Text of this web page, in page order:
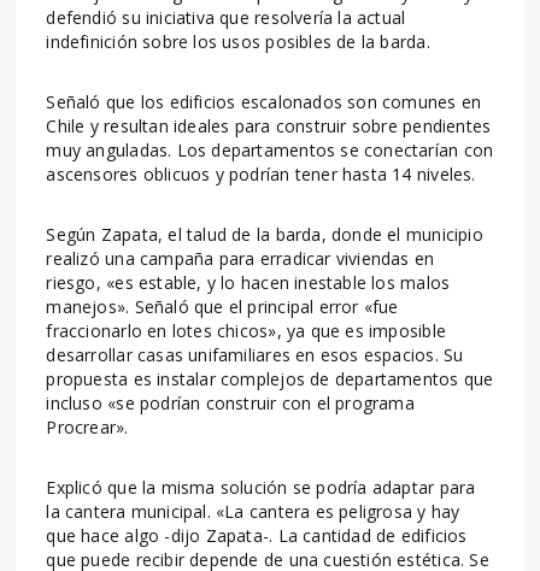
defendió su iniciativa que resolvería la actual
indefinición sobre los usos posibles de la barda.
Señaló que los edificios escalonados son comunes en
Chile y resultan ideales para construir sobre pendientes
muy anguladas. Los departamentos se conectarían con
ascensores oblicuos y podrían tener hasta 14 niveles.
Según Zapata, el talud de la barda, donde el municipio
realizó una campaña para erradicar viviendas en
riesgo, «es estable, y lo hacen inestable los malos
manejos». Señaló que el principal error «fue
fraccionarlo en lotes chicos», ya que es imposible
desarrollar casas unifamiliares en esos espacios. Su
propuesta es instalar complejos de departamentos que
incluso «se podrían construir con el programa
Procrear».
Explicó que la misma solución se podría adaptar para
la cantera municipal. «La cantera es peligrosa y hay
que hace algo -dijo Zapata-. La cantidad de edificios
que puede recibir depende de una cuestión estética. Se